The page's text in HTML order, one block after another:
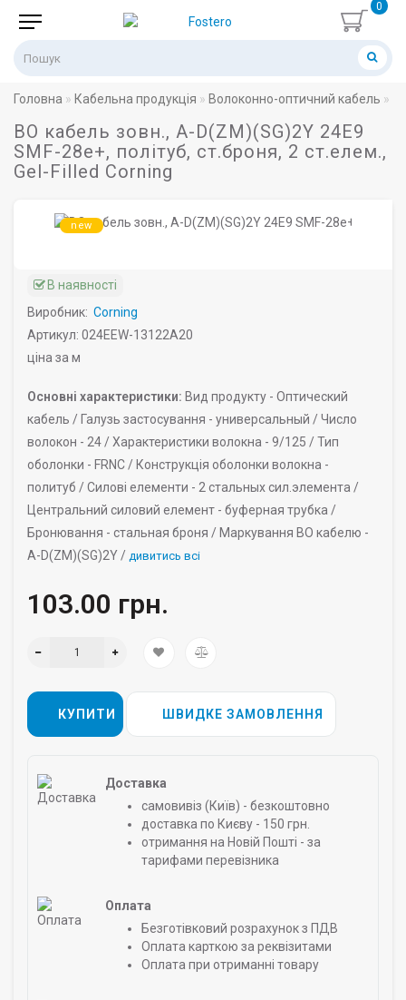
0
Головна Кабельна продукція Волоконно-оптичний кабель
ВО кабель зовн., A-D(ZM)(SG)2Y 24E9
SMF-28e+, політуб, ст.броня, 2 ст.елем.,
Gel-Filled Corning
new
В наявності
Виробник: Corning
Артикул: 024EEW-13122A20
ціна за м
Основні характеристики: Вид продукту - Оптический
кабель / Галузь застосування - универсальный /Число
волокон - 24 /Характеристики волокна - 9/125 /Тип
оболонки - FRNC / Конструкція оболонки волокна -
политуб /Силові елементи - 2 стальных сил.элемента /
Центральний силовий елемент - буферная трубка /
Бронювання - стальная броня / Маркування ВО кабелю -
A-D(ZM)(SG)2Y / дивитись всі
103.00 грн.
КУПИТИ ШВИДКЕ ЗАМОВЛЕННЯ
Доставка
самовивіз (Київ) - безкоштовно
доставка по Києву - 150 грн.
отримання на Новій Пошті - за
тарифами перевізника
Оплата
Безготівковий розрахунок з ПДВ
Оплата карткою за реквізитами
Оплата при отриманні товару